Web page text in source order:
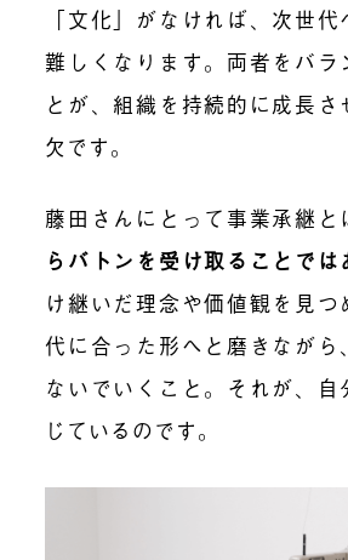
「文化」がなければ、次世
難しくなります。両者をバラ
とが、組織を持続的に成長
欠です。
藤田さんにとって事業承継と
らバトンを受け取ることでは
け継いだ理念や価値観を見
代に合った形へと磨きながら
ないでいくこと。それが、自
じているのです。